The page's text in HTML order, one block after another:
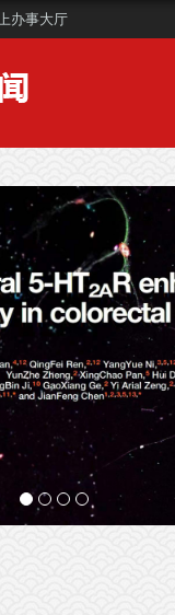
办事大厅